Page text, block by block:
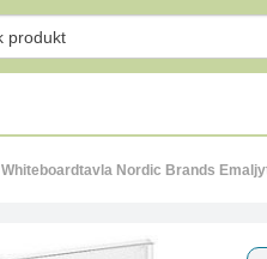
Whiteboardtavla Nordic Brands